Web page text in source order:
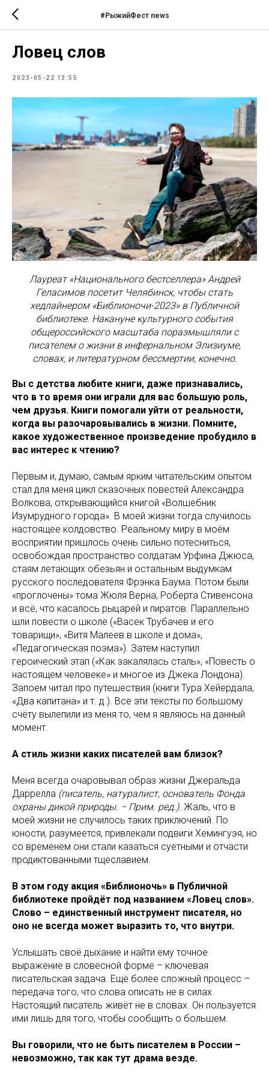
#РыжийФест news
Ловец слов
2023-05-22 13:55
Лауреат «Национального бестселлера» Андрей
Геласимов посетит Челябинск, чтобы стать
хедлайнером «Библионочи-2023» в Публичной
библиотеке. Накануне культурного события
общероссийского масштаба поразмышляли с
писателем о жизни в инфернальном Элизиуме,
словах, и литературном бессмертии, конечно.
Вы с детства любите книги, даже признавались,
что в то время они играли для вас большую роль,
чем друзья. Книги помогали уйти от реальности,
когда вы разочаровывались в жизни. Помните,
какое художественное произведение пробудило в
вас интерес к чтению?
Первым и, думаю, самым ярким читательским опытом
стал для меня цикл сказочных повестей Александра
Волкова, открывающийся книгой «Волшебник
Изумрудного города». В моей жизни тогда случилось
настоящее колдовство. Реальному миру в моём
восприятии пришлось очень сильно потесниться,
освобождая пространство солдатам Урфина Джюса,
стаям летающих обезьян и остальным выдумкам
русского последователя Фрэнка Баума. Потом были
«проглочены» тома Жюля Верна, Роберта Стивенсона
и всё, что касалось рыцарей и пиратов. Параллельно
шли повести о школе («Васек Трубачев и его
товарищи», «Витя Малеев в школе и дома»,
«Педагогическая поэма»). Затем наступил
героический этап («Как закалялась сталь», «Повесть о
настоящем человеке» и многое из Джека Лондона).
Запоем читал про путешествия (книги Тура Хейердала,
«Два капитана» и т. д.). Все эти тексты по большому
счёту вылепили из меня то, чем я являюсь на данный
момент.
А стиль жизни каких писателей вам близок?
Меня всегда очаровывал образ жизни Джеральда
Даррелла (писатель, натуралист, основатель Фонда
охраны дикой природы. − Прим. ред.). Жаль, что в
моей жизни не случилось таких приключений. По
юности, разумеется, привлекали подвиги Хемингуэя, но
со временем они стали казаться суетными и отчасти
продиктованными тщеславием.
В этом году акция «Библионочь» в Публичной
библиотеке пройдёт под названием «Ловец слов».
Слово – единственный инструмент писателя, но
оно не всегда может выразить то, что внутри.
Услышать своё дыхание и найти ему точное
выражение в словесной форме – ключевая
писательская задача. Ещё более сложный процесс –
передача того, что слова описать не в силах.
Настоящий писатель живёт не в словах. Он пользуется
ими лишь для того, чтобы сообщить о большем.
Вы говорили, что не быть писателем в России –
невозможно, так как тут драма везде.